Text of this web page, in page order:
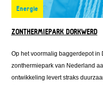
Energie
ZONTHERMIEPARK DORKWERD
Op het voormalig baggerdepot in
zonthermiepark van Nederland
ontwikkeling levert straks